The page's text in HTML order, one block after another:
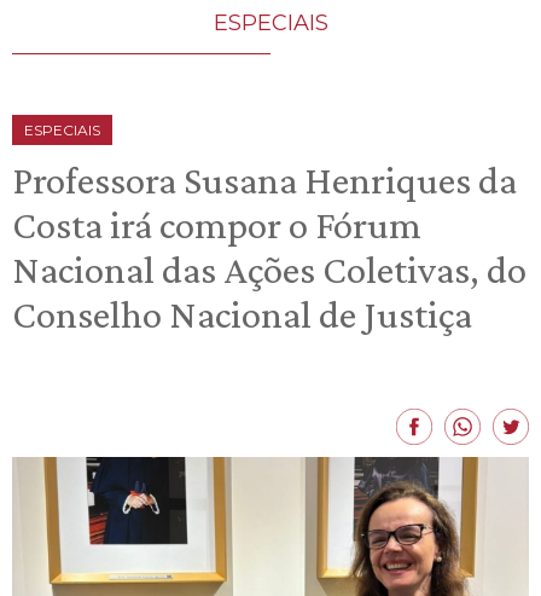
ESPECIAIS
ESPECIAIS
Professora Susana Henriques da
Costa irá compor o Fórum
Nacional das Ações Coletivas, do
Conselho Nacional de Justiça